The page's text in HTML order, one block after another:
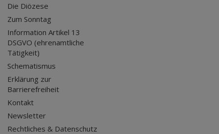
Die Diözese
Zum Sonntag
Information Artikel 13
DSGVO (ehrenamtliche
Tätigkeit)
Schematismus
Erklärung zur
Barrierefreiheit
Kontakt
Newsletter
Rechtliches & Datenschutz